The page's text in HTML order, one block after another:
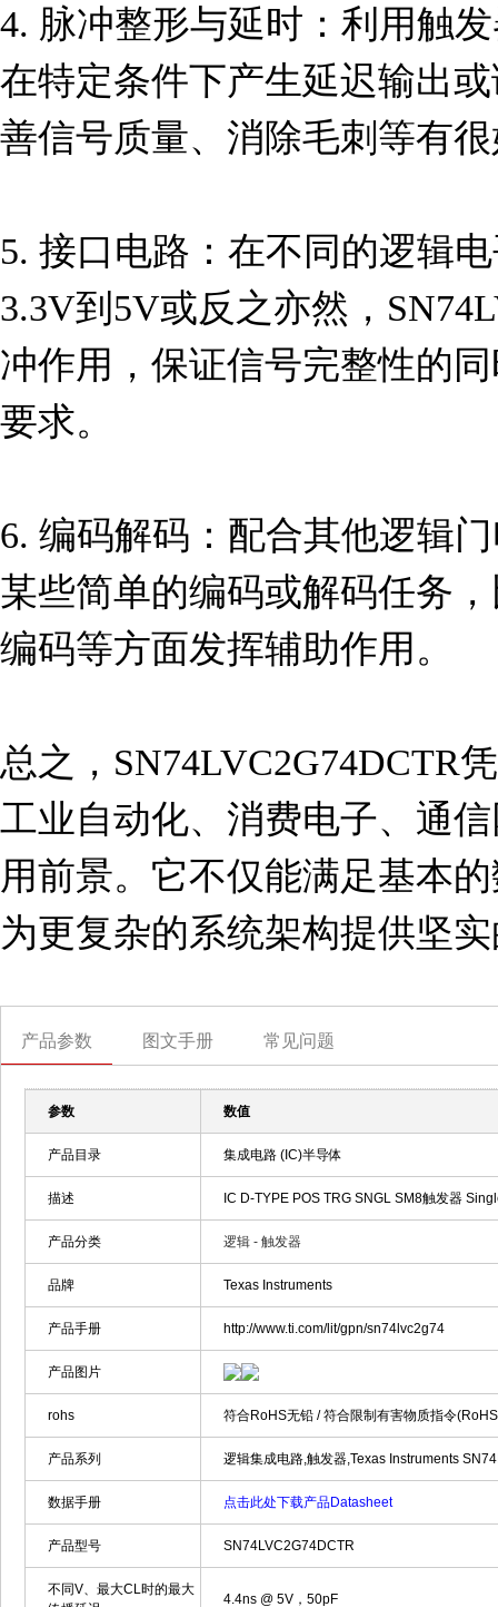
4. 脉冲整形与延时：利用触
在特定条件下产生延迟输出
善信号质量、消除毛刺等有
5. 接口电路：在不同的逻辑
3.3V到5V或反之亦然，
冲作用，保证信号完整性的
要求。
6. 编码解码：配合其他逻辑
某些简单的编码或解码任务
编码等方面发挥辅助作用。
总之，SN74LVC2G74DCTR
工业自动化、消费电子、通
用前景。它不仅能满足基本
为更复杂的系统架构提供坚
产品参数 图文手册 常见问题
参数 数值
产品目录 集成电路 (IC)半导体
描述 IC D-TYPE POS TRG SNGL SM8触发器
产品分类 逻辑 - 触发器
品牌 Texas Instruments
产品手册 http://www.ti.com/lit/gpn/sn74lvc2g74
产品图片
rohs 符合RoHS无铅 / 符合限制有害物质指令
产品系列 逻辑集成电路,触发器,Texas Instruments
数据手册 点击此处下载产品Datasheet
产品型号 SN74LVC2G74DCTR
不同V、最大CL时的最大
4.4ns @ 5V，50pF